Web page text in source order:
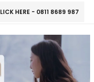
HERE - 0811 8689 987